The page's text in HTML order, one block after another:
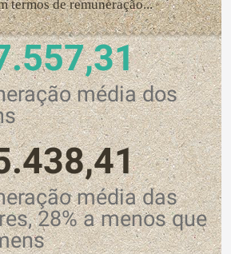
termos de remuneração...
média dos
média das
28% a menos que